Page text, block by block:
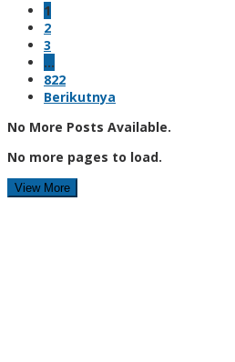
1
2
3
…
822
Berikutnya
No More Posts Available.
No more pages to load.
View More